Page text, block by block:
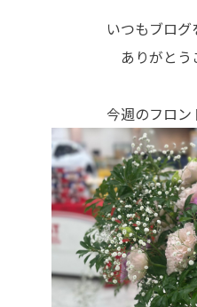
いつもブロ
ありがとう
今週のフロン